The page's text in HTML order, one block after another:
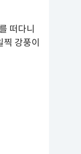
떠다니
강풍이